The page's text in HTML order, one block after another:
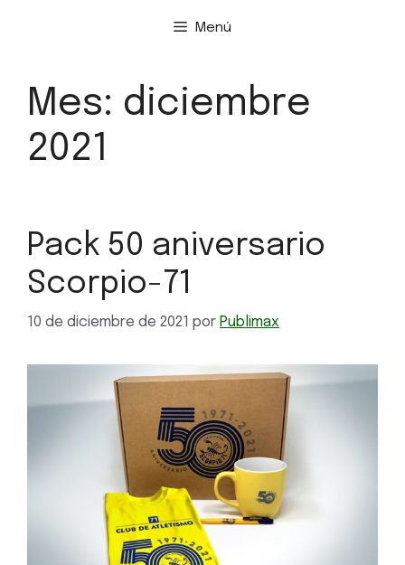
Menú
Mes: diciembre
2021
Pack 50 aniversario
Scorpio-71
10 de diciembre de 2021 por Publimax